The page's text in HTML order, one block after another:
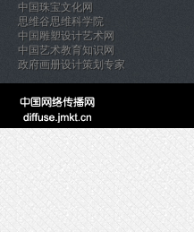
中国珠宝文化网
思维谷思维科学院
中国雕塑设计艺术网
中国艺术教育知识网
政府画册设计策划专家